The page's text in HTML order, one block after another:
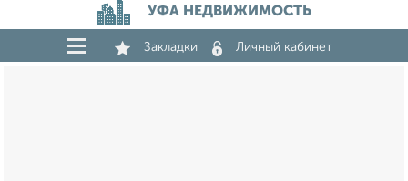
УФА НЕДВИЖИМОСТЬ
Закладки Личный кабинет